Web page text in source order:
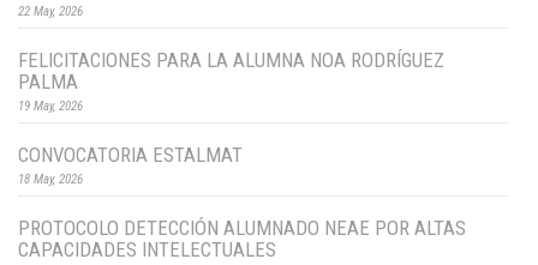
22 May, 2026
FELICITACIONES PARA LA ALUMNA NOA RODRÍGUEZ
PALMA
19 May, 2026
CONVOCATORIA ESTALMAT
18 May, 2026
PROTOCOLO DETECCIÓN ALUMNADO NEAE POR ALTAS
CAPACIDADES INTELECTUALES